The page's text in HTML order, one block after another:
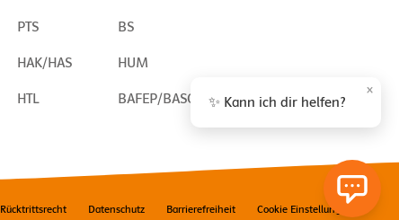
PTS BS
HAK/HAS HUM
HTL BAFEP/BASOP
Rücktrittsrecht Datenschutz Barrierefreiheit Cookie Einstellungen
✨ Kann ich dir helfen?
×